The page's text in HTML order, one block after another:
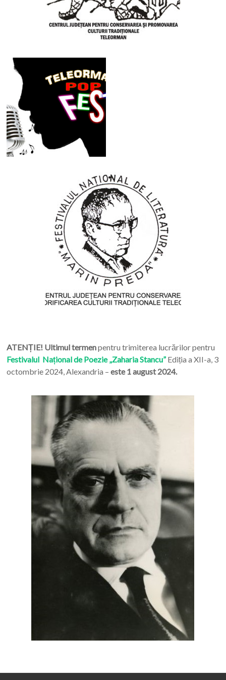
ATENȚIE! Ultimul termenpentru trimiterea lucrărilor pentru
Festivalul Național de Poezie „Zaharia Stancu”Ediția a XII-a, 3
octombrie 2024, Alexandria – este 1 august 2024.